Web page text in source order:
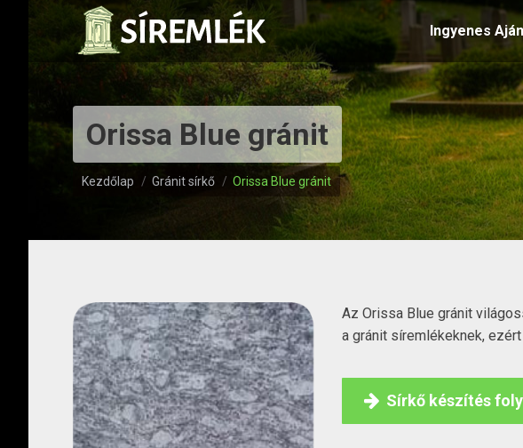
Ingyenes
Orissa Blue gránit
Itt vagy:
Kezdőlap Gránit sírkő Orissa Blue gránit
Az Orissa Blue gránit
a gránit síremlékeknek,
Sírkő készítés